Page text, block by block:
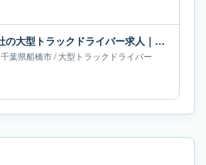
一宮運輸株式会社の大型トラックドライバー求人｜千葉県船橋市｜月給56万-70万円
千葉県船橋市/大型トラックドライバー